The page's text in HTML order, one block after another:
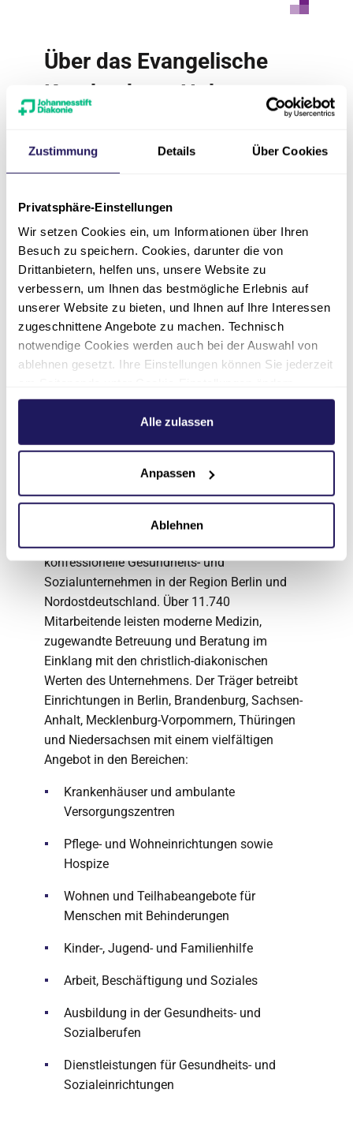
Zustimmung Details Über Cookies
Privatsphäre-Einstellungen
Wir setzen Cookies ein, um Informationen über Ihren
Besuch zu speichern. Cookies, darunter die von
Drittanbietern, helfen uns, unsere Website zu
verbessern, um Ihnen das bestmögliche Erlebnis auf
unserer Website zu bieten, und Ihnen auf Ihre Interessen
zugeschnittene Angebote zu machen. Technisch
notwendige Cookies werden auch bei der Auswahl von
ablehnen gesetzt. Ihre Einstellungen können Sie jederzeit
Weitere Informationen hierzu finden Sie in unserer
.Alle zulassen
Anpassen
Ablehnen
Über das Evangelische
Krankenhaus Hubertus
Berlin-Zehlendorf, ein Unternehmen der
Universitätsmedizin Berlin und Mitgliedshaus
der Wannsee-Schule für Gesundheitsberufe. In
dem 1931 gegründeten Krankenhaus der
Grund- und Regelversorgung mit 200 Betten
werden jährlich etwa 6.500 Patienten stationär
und 13.000 Patienten ambulant versorgt. Zum
Evangelischen Krankenhaus Hubertus gehört
das dreifach zertifizierte Gefäßzentrum Berlin-
Brandenburg. Weitere
Altersmedizin, die Innere Medizin inklusive
Kardiologie sowie Erkrankungen und
Verletzungen des Bewegungsapparats.
Über die Johannesstift
Diakonie
Die Johannesstift Diakonie gAG ist das größte
konfessionelle Gesundheits- und
Sozialunternehmen in der Region Berlin und
Nordostdeutschland. Über 11.740
Mitarbeitende leisten moderne Medizin,
zugewandte Betreuung und Beratung im
Einklang mit den christlich-diakonischen
Werten des Unternehmens. Der Träger betreibt
Einrichtungen in Berlin, Brandenburg, Sachsen-
Anhalt, Mecklenburg-Vorpommern, Thüringen
und Niedersachsen mit einem vielfältigen
Angebot in den Bereichen:
Krankenhäuser und ambulante
Versorgungszentren
Pflege- und Wohneinrichtungen sowie
Hospize
Wohnen und Teilhabeangebote für
Menschen mit Behinderungen
Kinder-, Jugend- und Familienhilfe
Arbeit, Beschäftigung und Soziales
Ausbildung in der Gesundheits- und
Sozialberufen
Dienstleistungen für Gesundheits- und
Sozialeinrichtungen